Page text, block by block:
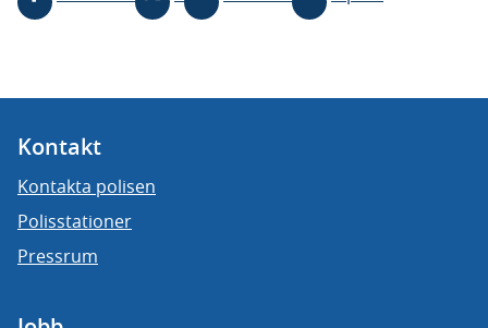
Kontakt
Kontakta polisen
Polisstationer
Pressrum